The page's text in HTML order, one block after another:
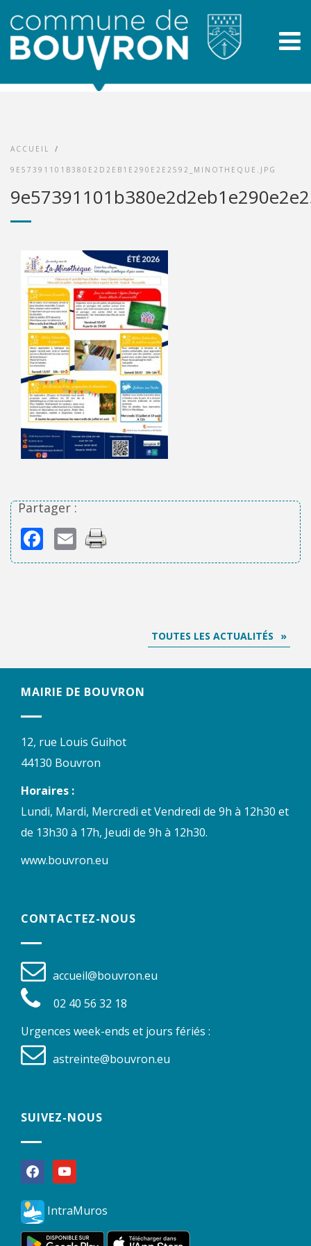
ACCUEIL /
9E57391101B380E2D2EB1E290E2E2592_MINOTHEQUE.JPG
Partager :
Facebook
Email
TOUTES LES ACTUALITÉS
MAIRIE DE BOUVRON
12, rue Louis Guihot
44130 Bouvron
Horaires :
Lundi, Mardi, Mercredi et Vendredi de 9h à 12h30 et
de 13h30 à 17h, Jeudi de 9h à 12h30.
www.bouvron.eu
CONTACTEZ-NOUS
accueil@bouvron.eu
02 40 56 32 18
Urgences week-ends et jours fériés :
astreinte@bouvron.eu
SUIVEZ-NOUS
facebookyoutube
IntraMuros